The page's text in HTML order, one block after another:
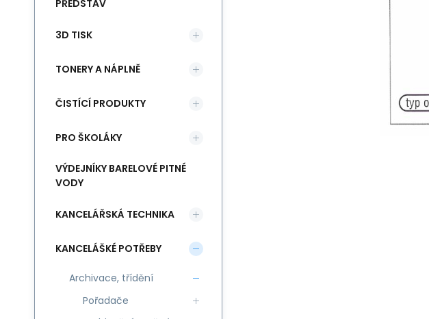
PŘEDSTAV
3D TISK
TONERY A NÁPLNĚ
ČISTÍCÍ PRODUKTY
PRO ŠKOLÁKY
VÝDEJNÍKY BARELOVÉ PITNÉ
VODY
KANCELÁŘSKÁ TECHNIKA
KANCELÁŠKÉ POTŘEBY
Archivace, třídění
Pořadače